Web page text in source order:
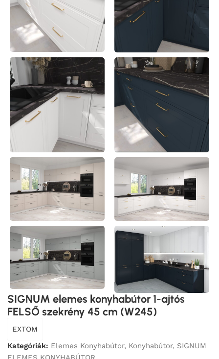
SIGNUM elemes konyhabútor 1-ajtós
FELSŐ szekrény 45 cm (W245)
EXTOM
Kategóriák: Elemes Konyhabútor, Konyhabútor, SIGNUM